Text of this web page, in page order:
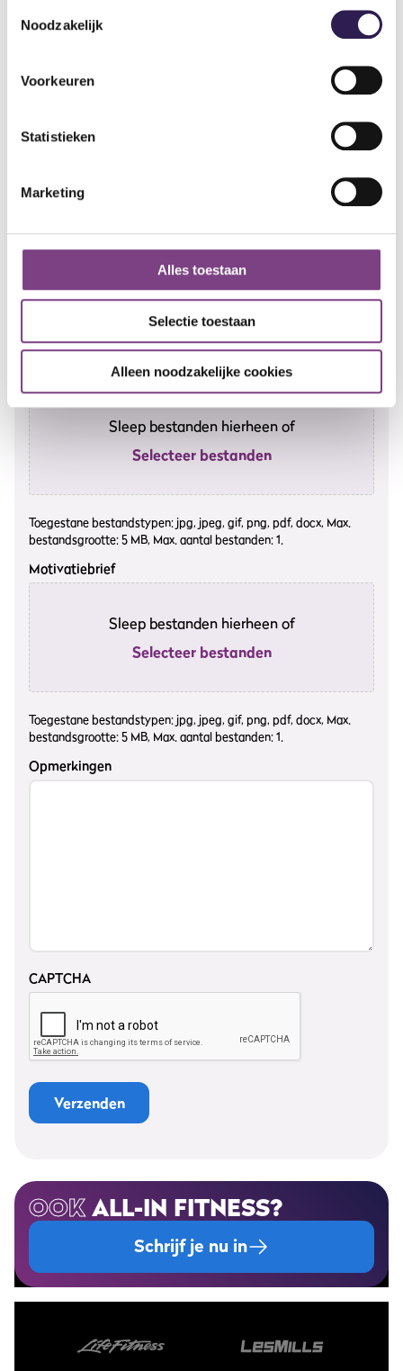
Noodzakelijk
Voorkeuren
Statistieken
Marketing
Alles toestaan
Selectie toestaan
Alleen noodzakelijke cookies
Achternaam
Woonplaats*
Sleep bestanden hierheen of
Selecteer bestanden
Toegestane bestandstypen: jpg, jpeg, gif, png, pdf, docx, Max.
bestandsgrootte: 5 MB, Max. aantal bestanden: 1.
Motivatiebrief
Sleep bestanden hierheen of
Selecteer bestanden
Toegestane bestandstypen: jpg, jpeg, gif, png, pdf, docx, Max.
bestandsgrootte: 5 MB, Max. aantal bestanden: 1.
Opmerkingen
CAPTCHA
Verzenden
OOKALL-IN FITNESS?
Schrijf je nu in